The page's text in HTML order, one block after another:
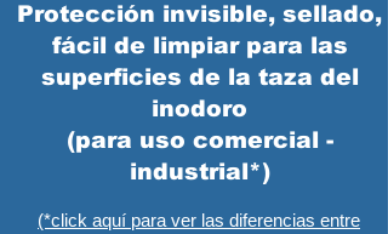
Protección invisible, sellado,
fácil de limpiar para las
superficies de la taza del
inodoro
(para uso comercial -
industrial*)
(*click aquí para ver las diferencias entre